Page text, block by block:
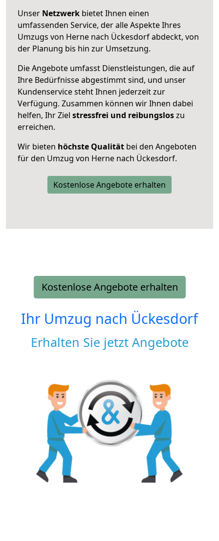
Unser Netzwerk bietet Ihnen einen
umfassenden Service, der alle Aspekte Ihres
Umzugs von Herne nach Ückesdorf abdeckt, von
der Planung bis hin zur Umsetzung.
Die Angebote umfasst Dienstleistungen, die auf
Ihre Bedürfnisse abgestimmt sind, und unser
Kundenservice steht Ihnen jederzeit zur
Verfügung. Zusammen können wir Ihnen dabei
helfen, Ihr Ziel stressfrei und reibungsloszu
erreichen.
Wir bieten höchste Qualität bei den Angeboten
für den Umzug von Herne nach Ückesdorf.
Kostenlose Angebote erhalten
Kostenlose Angebote erhalten
Ihr Umzug nach Ückesdorf
Erhalten Sie jetzt Angebote